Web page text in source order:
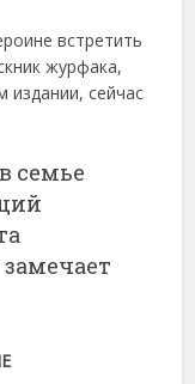
встретить
журфака,
издании, сейчас
семье